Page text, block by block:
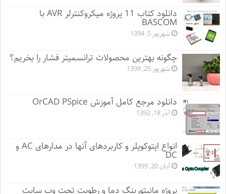
دانلود کتاب 11 پروژه میکروکنترلر AVR با
BASCOM
شهریور 5, 1394
چگونه بهترین محصولات ترانسمیتر فشار را بخریم؟
شهریور 25, 1399
دانلود مرجع کامل آموزش OrCAD PSpice
آذر 18, 1392
انواع اپتوکوپلر و کاربردهای آنها در مدارهای AC و
DC
آبان 20, 1399
پروژه مانيتورينگ دما و رطوبت تحت وب سایت